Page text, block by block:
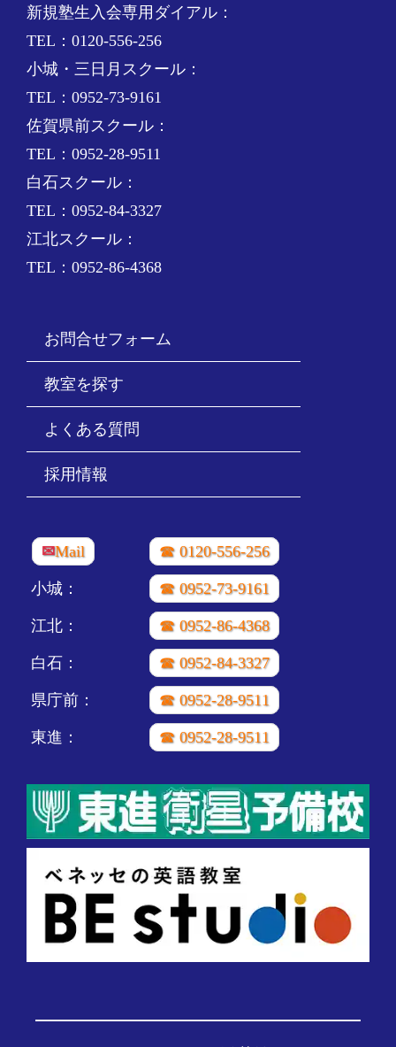
新規塾生入会専用ダイアル：
TEL：0120-556-256
小城・三日月スクール：
TEL：0952-73-9161
佐賀県前スクール：
TEL：0952-28-9511
白石スクール：
TEL：0952-84-3327
江北スクール：
TEL：0952-86-4368
お問合せフォーム
教室を探す
よくある質問
採用情報
✉Mail ☎ 0120-556-256
小城： ☎ 0952-73-9161
江北： ☎ 0952-86-4368
白石： ☎ 0952-84-3327
県庁前： ☎ 0952-28-9511
東進： ☎ 0952-28-9511